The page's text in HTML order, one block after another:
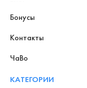
Бонусы
Контакты
ЧаВо
КАТЕГОРИИ